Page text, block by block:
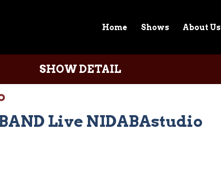
Home Shows About Us
SHOW DETAIL
Live NIDABAstudio